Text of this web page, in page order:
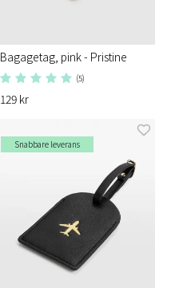
Bagagetag, pink - Pristine
(5)
129 kr
Snabbare leverans